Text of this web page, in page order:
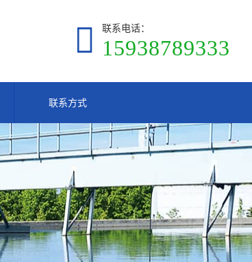
联系电话：
15938789333
联系方式